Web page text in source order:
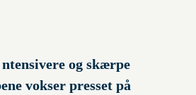
og skærpe
vokser presset på